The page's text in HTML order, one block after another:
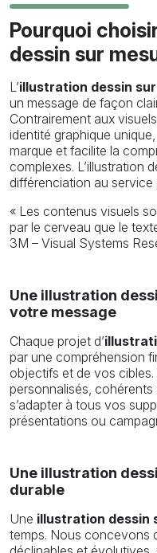
Pourquoi
dessin sur
L’illustration dessin
un message de façon
Contrairement aux
identité graphique
marque et facilite la
complexes. L’illustration
différenciation au
« Les contenus visuels
par le cerveau que le
3M – Visual Systems
Une illustration
votre message
Chaque projet d’
par une compréhension
objectifs et de vos
personnalisés,
s’adapter à tous vos
présentations ou
Une illustration
durable
Une illustration dessin
temps. Nous concevons